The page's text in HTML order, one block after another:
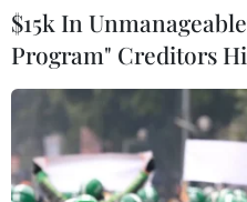
TIN LIÊN QUAN
$15k In
Program" Creditors